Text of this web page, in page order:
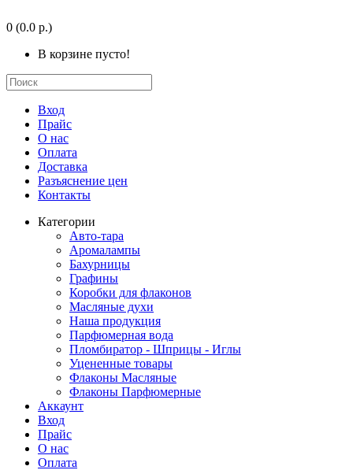
0 (0.0 р.)
В корзине пусто!
Вход
Прайс
О нас
Оплата
Доставка
Разъяснение цен
Контакты
Категории
Авто-тара
Аромалампы
Бахурницы
Графины
Коробки для флаконов
Масляные духи
Наша продукция
Парфюмерная вода
Пломбиратор - Шприцы - Иглы
Уцененные товары
Флаконы Масляные
Флаконы Парфюмерные
Аккаунт
Вход
Прайс
О нас
Оплата